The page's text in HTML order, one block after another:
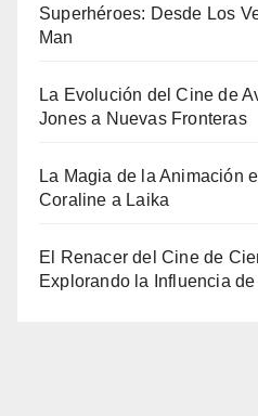
Superhéroes: Desde Los
Man
La Evolución del Cine de
Jones a Nuevas Fronteras
La Magia de la Animación
Coraline a Laika
El Renacer del Cine de
Explorando la Influencia